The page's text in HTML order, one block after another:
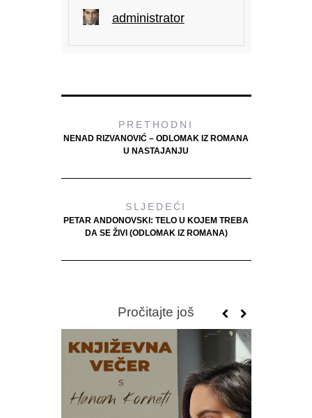
administrator
PRETHODNI
NENAD RIZVANOVIĆ – ODLOMAK IZ ROMANA
U NASTAJANJU
SLJEDEĆI
PETAR ANDONOVSKI: TELO U KOJEM TREBA
DA SE ŽIVI (ODLOMAK IZ ROMANA)
Pročitajte još